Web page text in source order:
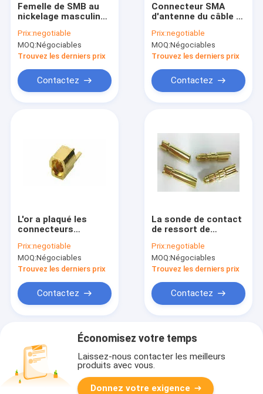
Femelle de SMB au
nickelage masculin
connecteur
d'antenne de BNC rf
Prix:negotiable
MOQ:Négociables
Trouvez les derniers prix
Contactez
Connecteur SMA
d'antenne du câble rf
RP SMA à
l'adaptateur femelle
Prix:negotiable
MOQ:Négociables
Trouvez les derniers prix
Contactez
L'or a plaqué les
connecteurs
connecteur femelle
de Jack de bâti droit
de bord
Prix:negotiable
MOQ:Négociables
Trouvez les derniers prix
Contactez
La sonde de contact
de ressort de
diamètre 6mm Pogo
Shell métallique
pèlent l'allergie libre
Prix:negotiable
MOQ:Négociables
Trouvez les derniers prix
Contactez
Économisez votre temps
Laissez-nous contacter les meilleurs
produits avec vous.
Donnez votre exigence